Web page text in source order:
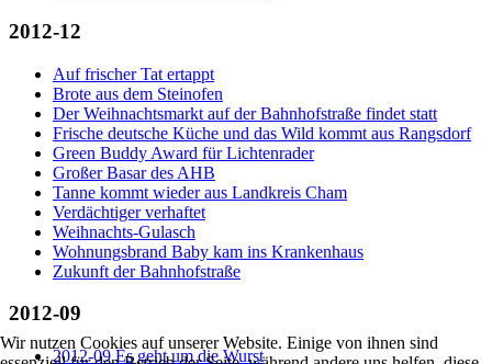
2012-12
Auf frischer Tat ertappt
Brote aus dem Steinofen
Der Weihnachtsmarkt auf der Bahnhofstraße findet statt
Frische deutsche Küche und das Wild kommt aus Rangsdorf
Green Buddy Award für Lichtenrader
Großer Basar des AHB
Tanne kommt wieder aus Landkreis Cham
Verdächtiger verhaftet
Weihnachts-Gulasch
Wohnungsbrand Baby kam ins Krankenhaus
Zukunft der Bahnhofstraße
2012-09
2012-09 Es geht um die Wurst
Wir nutzen Cookies auf unserer Website. Einige von ihnen sind